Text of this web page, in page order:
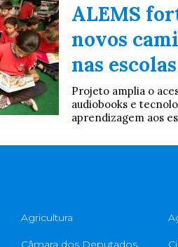
ALEMS
novos
nas
Projeto amplia o
audiobooks e
aprendizagem aos
Agricultura
Câmara dos Deputados